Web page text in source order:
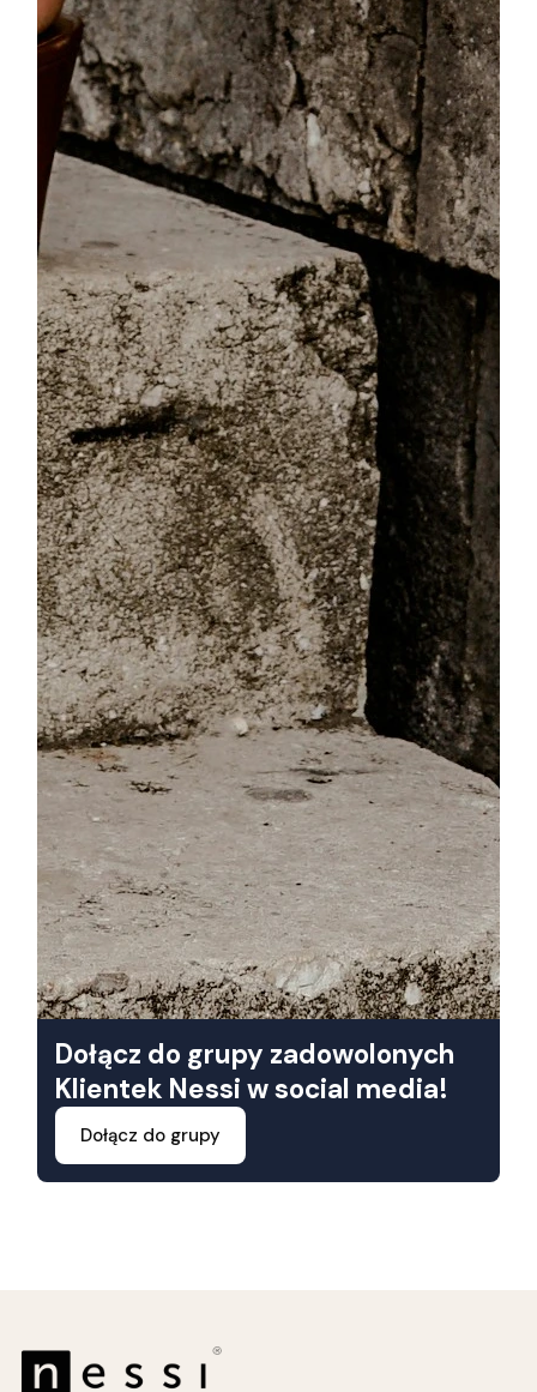
Dołącz do grupy zadowolonych
Klientek Nessi w social media!
Dołącz do grupy